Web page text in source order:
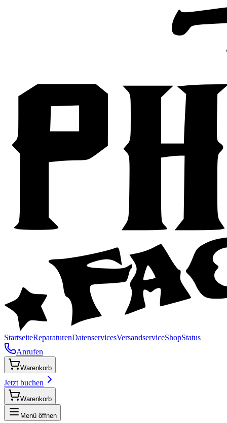
StartseiteReparaturenDatenservicesVersandserviceShopStatus
Anrufen
Warenkorb
Jetzt buchen
Warenkorb
Menü öffnen